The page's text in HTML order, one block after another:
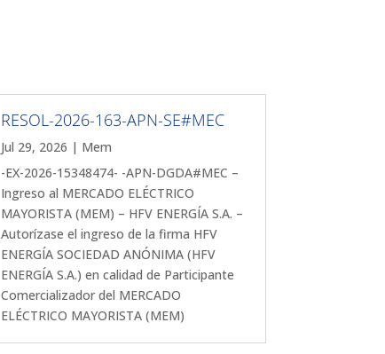
RESOL-2026-163-APN-SE#MEC
Jul 29, 2026 | Mem
-EX-2026-15348474- -APN-DGDA#MEC –
Ingreso al MERCADO ELÉCTRICO
MAYORISTA (MEM) – HFV ENERGÍA S.A. –
Autorízase el ingreso de la firma HFV
ENERGÍA SOCIEDAD ANÓNIMA (HFV
ENERGÍA S.A.) en calidad de Participante
Comercializador del MERCADO
ELÉCTRICO MAYORISTA (MEM)